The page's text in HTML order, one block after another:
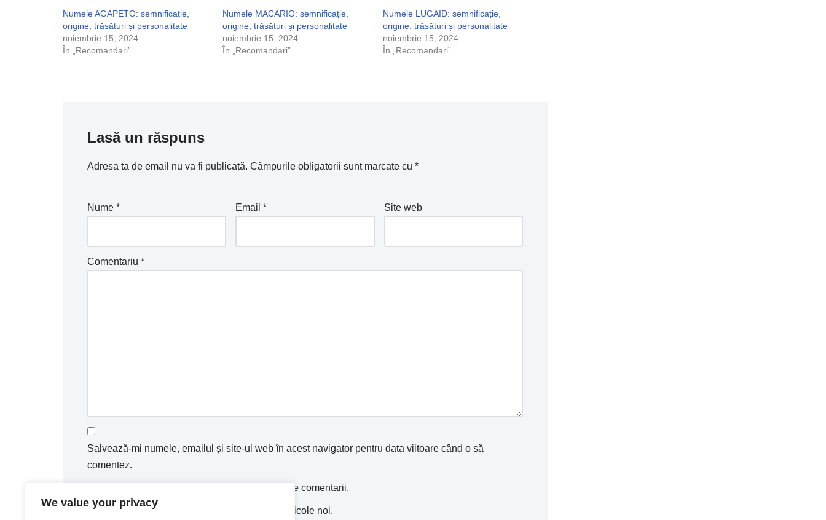
We value your privacy
Numele AGAPETO: semnificație,
origine, trăsături și personalitate
noiembrie 15, 2024
În „Recomandari”
Numele MACARIO: semnificație,
origine, trăsături și personalitate
noiembrie 15, 2024
În „Recomandari”
Numele LUGAID: semnificație,
origine, trăsături și personalitate
noiembrie 15, 2024
În „Recomandari”
Lasă un răspuns
Adresa ta de email nu va fi publicată. Câmpurile obligatorii sunt marcate cu *
Nume * Email* Site web
Comentariu *
Salvează-mi numele, emailul și site-ul web în acest navigator pentru data viitoare când o să
comentez.
Notifică-mă prin email când sunt publicate alte comentarii.
Notifică-mă prin email când sunt publicate articole noi.